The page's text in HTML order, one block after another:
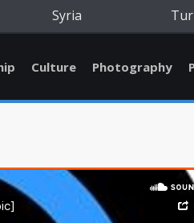
Syria
Culture Photography